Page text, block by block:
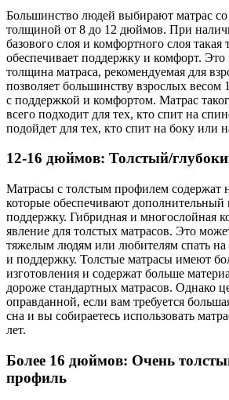
Большинство людей выбирают матрас со
толщиной от 8 до 12 дюймов. При
базового слоя и комфортного слоя такая
обеспечивает поддержку и комфорт.
толщина матраса, рекомендуемая для
позволяет большинству взрослых весом
с поддержкой и комфортом. Матрас
всего подходит для тех, кто спит на
подойдет для тех, кто спит на боку или
12-16 дюймов: Толстый/
Матрасы с толстым профилем содержат
которые обеспечивают дополнительный
поддержку. Гибридная и многослойная
явление для толстых матрасов. Это
тяжелым людям или любителям спать на
и поддержку. Толстые матрасы имеют
изготовления и содержат больше
дороже стандартных матрасов. Однако
оправданной, если вам требуется
сна и вы собираетесь использовать
лет.
Более 16 дюймов: Очень
профиль